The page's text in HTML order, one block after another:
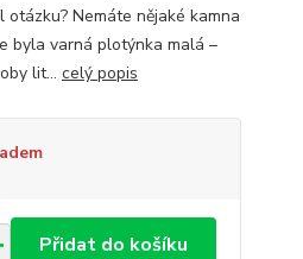
Nemáte nějaké kamna
byla varná plotýnka malá –
lit... celý popis
Přidat do košíku